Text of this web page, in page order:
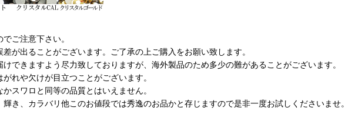
ご注意下さい。
が出ることがございます。ご了承の上ご購入をお願い致します。
できますよう尽力致しておりますが、海外製品のため多少の難があることがございます。
れや欠けが目立つことがございます。
スワロと同等の品質とはいえません。
き、カラバリ他このお値段では秀逸のお品かと存じますので是非一度お試しくださいませ。